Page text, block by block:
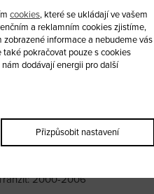
Na Modely:
2002
Mondeo: 2001-2007
2000-2006
cookies, které se ukládají ve vašem
a reklamním cookies zjistíme,
informace a nebudeme vás
pokračovat pouze s cookies
dodávají energii pro další
Přizpůsobit nastavení